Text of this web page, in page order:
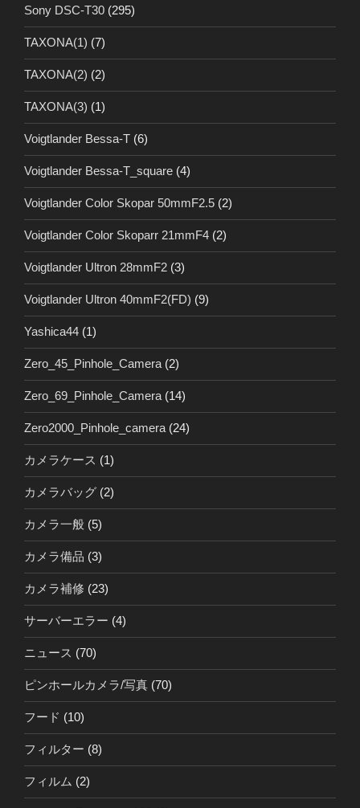
Sony DSC-T30 (295)
TAXONA(1) (7)
TAXONA(2) (2)
TAXONA(3) (1)
Voigtlander Bessa-T (6)
Voigtlander Bessa-T_square (4)
Voigtlander Color Skopar 50mmF2.5 (2)
Voigtlander Color Skoparr 21mmF4 (2)
Voigtlander Ultron 28mmF2 (3)
Voigtlander Ultron 40mmF2(FD) (9)
Yashica44 (1)
Zero_45_Pinhole_Camera (2)
Zero_69_Pinhole_Camera (14)
Zero2000_Pinhole_camera (24)
カメラケース (1)
カメラバッグ (2)
カメラ一般 (5)
カメラ備品 (3)
カメラ補修 (23)
サーバーエラー (4)
ニュース (70)
ピンホールカメラ/写真 (70)
フード (10)
フィルター (8)
フィルム (2)